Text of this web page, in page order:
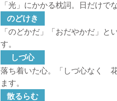
「光」にかかる枕詞。日だけで
のどけき
「のどかだ」「おだやかだ」
す。
しづ心
落ち着いた心。「しづ心なく
ます。
散るらむ